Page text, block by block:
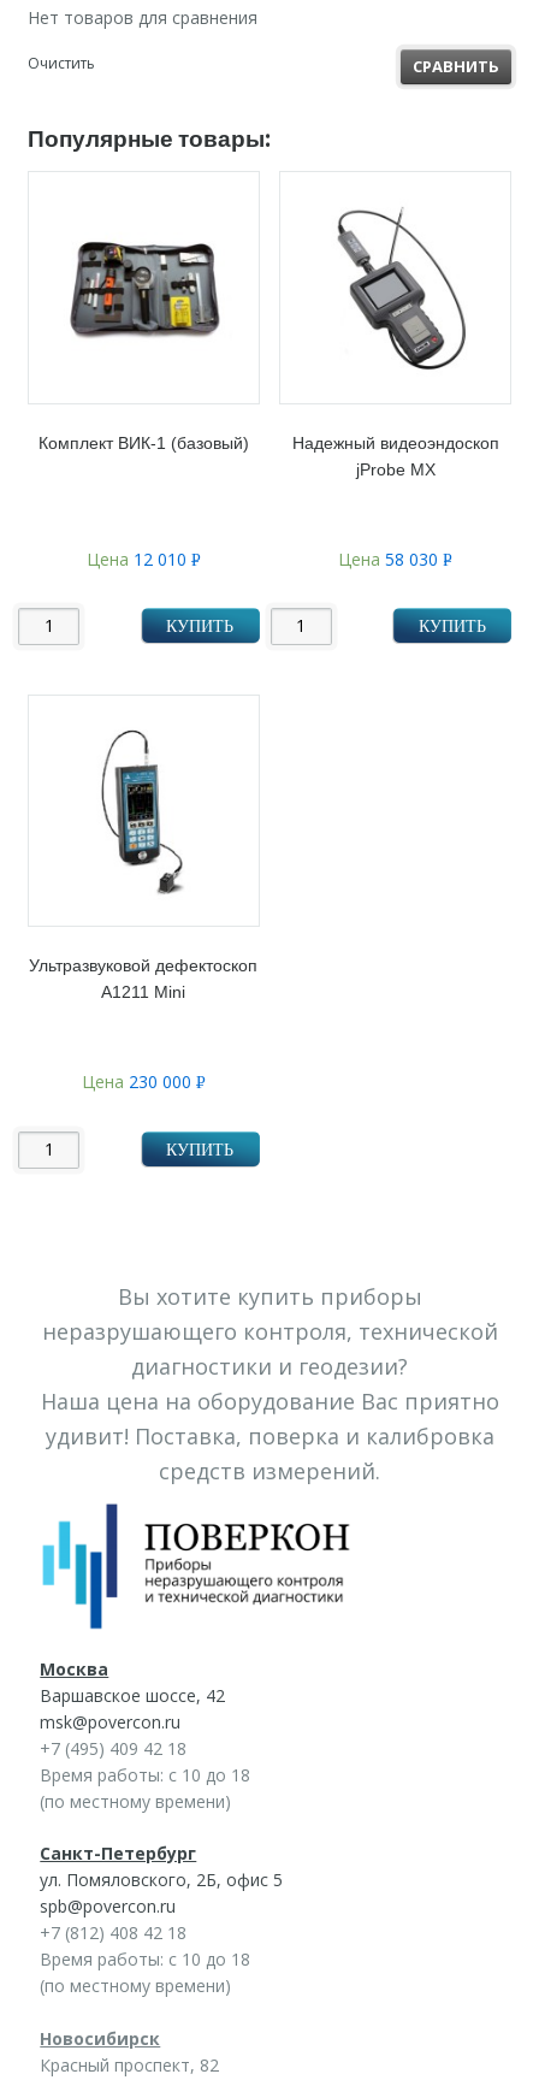
Нет товаров для сравнения
Очистить СРАВНИТЬ
Популярные товары:
Комплект ВИК-1 (базовый)
Цена 12 010 Р
КУПИТЬ
Надежный видеоэндоскоп
jProbe MX
Цена58 030Р
КУПИТЬ
Ультразвуковой дефектоскоп
А1211 Mini
Цена 230 000 Р
КУПИТЬ
Вы хотите купить приборы
неразрушающего контроля, технической
диагностики и геодезии?
Наша цена на оборудование Вас приятно
удивит! Поставка, поверка и калибровка
средств измерений.
Москва
Варшавское шоссе, 42
msk@povercon.ru
+7 (495) 409 42 18
Время работы: с 10 до 18
(по местному времени)
Санкт-Петербург
ул. Помяловского, 2Б, офис 5
spb@povercon.ru
+7 (812) 408 42 18
Время работы: с 10 до 18
(по местному времени)
Новосибирск
Красный проспект, 82